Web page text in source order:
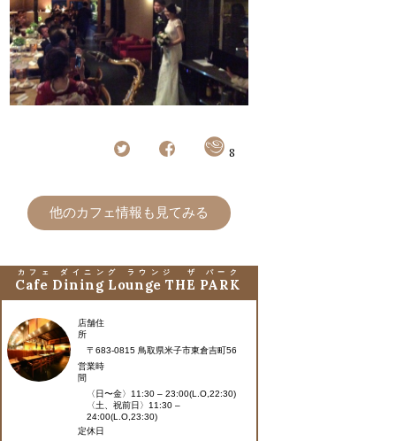
8
他のカフェ情報も見てみる
Cafe Dining Lounge THE PARK
カフェ ダイニング ラウンジ ザ パーク
店舗住
所
〒683-0815 鳥取県米子市東倉吉町56
営業時
間
〈日〜金〉11:30 – 23:00(L.O,22:30)
〈土、祝前日〉11:30 –
24:00(L.O,23:30)
定休日